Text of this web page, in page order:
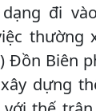
đi
thường
Đồn Biên
dựng